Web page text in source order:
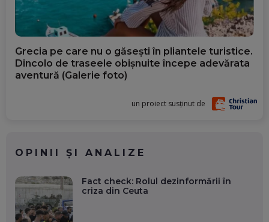
Grecia pe care nu o găsești în pliantele turistice.
Dincolo de traseele obișnuite începe adevărata
aventură (Galerie foto)
un proiect susținut de
OPINII ȘI ANALIZE
Fact check: Rolul dezinformării în
criza din Ceuta